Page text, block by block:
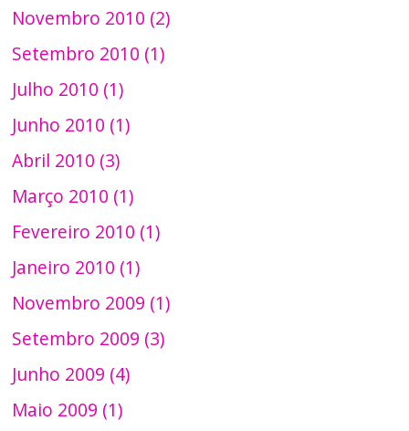
Novembro 2010 (2)
Setembro 2010 (1)
Julho 2010 (1)
Junho 2010 (1)
Abril 2010 (3)
Março 2010 (1)
Fevereiro 2010 (1)
Janeiro 2010 (1)
Novembro 2009 (1)
Setembro 2009 (3)
Junho 2009 (4)
Maio 2009 (1)